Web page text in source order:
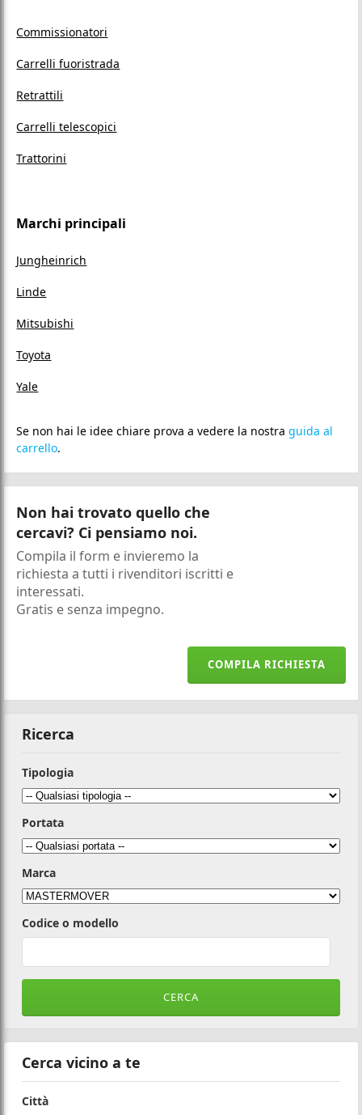
Commissionatori
Carrelli fuoristrada
Retrattili
Carrelli telescopici
Trattorini
Marchi principali
Jungheinrich
Linde
Mitsubishi
Toyota
Yale
Se non hai le idee chiare prova a vedere la nostraguida al
carrello.
Non hai trovato quello che
cercavi? Ci pensiamo noi.
Compila il form e invieremo la
richiesta a tutti i rivenditori iscritti e
interessati.
Gratis e senza impegno.
COMPILA RICHIESTA
Ricerca
Tipologia
Portata
Marca
Codice o modello
Cerca vicino a te
Città